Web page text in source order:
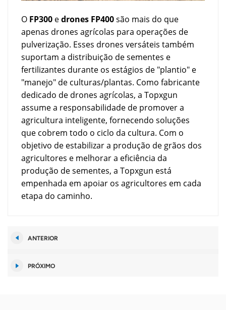
O FP300 edrones FP400são mais do que
apenas drones agrícolas para operações de
pulverização. Esses drones versáteis também
suportam a distribuição de sementes e
fertilizantes durante os estágios de "plantio" e
"manejo" de culturas/plantas. Como fabricante
dedicado de drones agrícolas, a Topxgun
assume a responsabilidade de promover a
agricultura inteligente, fornecendo soluções
que cobrem todo o ciclo da cultura. Com o
objetivo de estabilizar a produção de grãos dos
agricultores e melhorar a eficiência da
produção de sementes, a Topxgun está
empenhada em apoiar os agricultores em cada
etapa do caminho.
ANTERIOR
PRÓXIMO